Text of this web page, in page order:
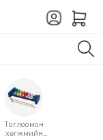
Тоглоомон
хөгжмийн